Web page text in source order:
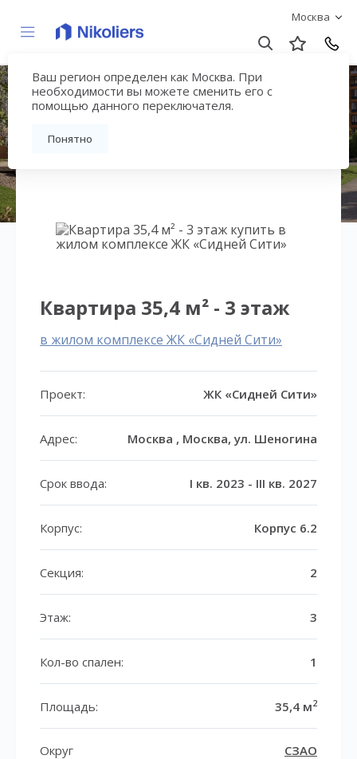
Москва
Ваш регион определен как Москва. При
необходимости вы можете сменить его с
помощью данного переключателя.
Понятно
ЖК «Сидней Сити»
Вернуться на страницу жилого комплекса
Квартира 35,4 м² - 3 этаж
в жилом комплексе ЖК «Сидней Сити»
Проект: ЖК «Сидней Сити»
Адрес: Москва , Москва, ул. Шеногина
Срок ввода: I кв. 2023 - III кв. 2027
Корпус: Корпус 6.2
Секция: 2
Этаж: 3
Кол-во спален: 1
Площадь: 35,4 м2
Округ СЗАО